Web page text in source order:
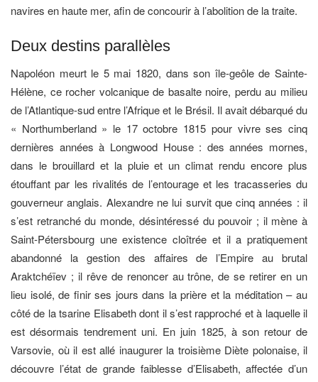
navires en haute mer, afin de concourir à l’abolition de la traite.
Deux destins parallèles
Napoléon meurt le 5 mai 1820, dans son île-geôle de Sainte-
Hélène, ce rocher volcanique de basalte noire, perdu au milieu
de l’Atlantique-sud entre l’Afrique et le Brésil. Il avait débarqué du
« Northumberland » le 17 octobre 1815 pour vivre ses cinq
dernières années à Longwood House : des années mornes,
dans le brouillard et la pluie et un climat rendu encore plus
étouffant par les rivalités de l’entourage et les tracasseries du
gouverneur anglais. Alexandre ne lui survit que cinq années : il
s’est retranché du monde, désintéressé du pouvoir ; il mène à
Saint-Pétersbourg une existence cloîtrée et il a pratiquement
abandonné la gestion des affaires de l’Empire au brutal
Araktchéïev ; il rêve de renoncer au trône, de se retirer en un
lieu isolé, de finir ses jours dans la prière et la méditation – au
côté de la tsarine Elisabeth dont il s’est rapproché et à laquelle il
est désormais tendrement uni. En juin 1825, à son retour de
Varsovie, où il est allé inaugurer la troisième Diète polonaise, il
découvre l’état de grande faiblesse d’Elisabeth, affectée d’un